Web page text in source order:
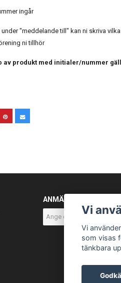
ingår
"meddelande till" kan ni skriva
ni tillhör
av produkt med initialer/nummer
ANMÄL DIG TILL VÅRT
Vi
Vi
som visas
tänkbara